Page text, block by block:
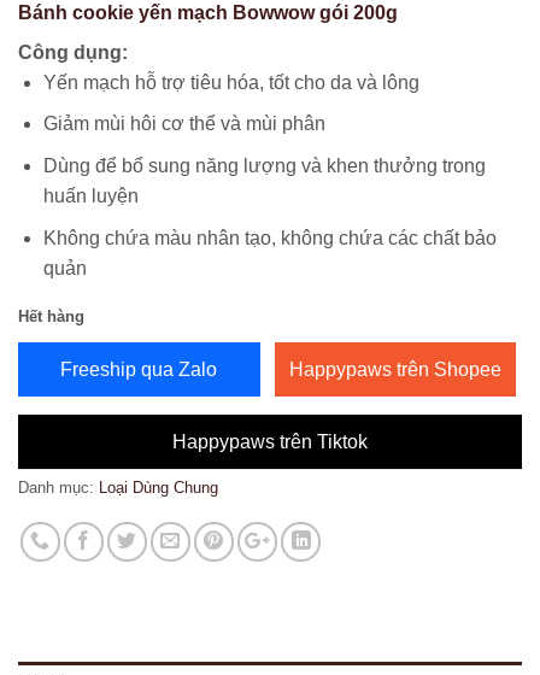
Bánh cookie yến mạch Bowwow gói 200g
Công dụng:
Yến mạch hỗ trợ tiêu hóa, tốt cho da và lông
Giảm mùi hôi cơ thể và mùi phân
Dùng để bổ sung năng lượng và khen thưởng trong
huấn luyện
Không chứa màu nhân tạo, không chứa các chất bảo
quản
Hết hàng
Freeship qua Zalo Happypaws trên Shopee
Happypaws trên Tiktok
Danh mục: Loại Dùng Chung